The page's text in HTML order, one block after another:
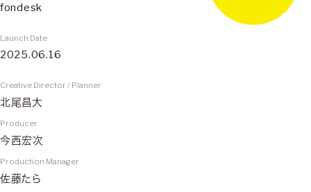
fondesk
Launch Date
2025.06.16
Creative Director / Planner
北尾昌大
Producer
今西宏次
Production Manager
佐藤たら